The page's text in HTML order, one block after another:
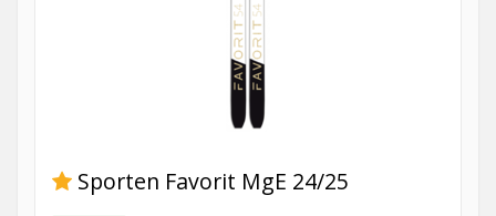
Sporten Favorit MgE 24/25